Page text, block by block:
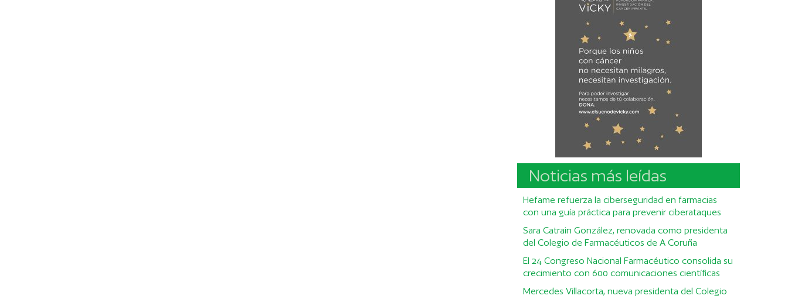
Noticias más leídas
Hefame refuerza la ciberseguridad en farmacias
con una guía práctica para prevenir ciberataques
Sara Catrain González, renovada como presidenta
del Colegio de Farmacéuticos de A Coruña
El 24 Congreso Nacional Farmacéutico consolida su
crecimiento con 600 comunicaciones científicas
Mercedes Villacorta, nueva presidenta del Colegio